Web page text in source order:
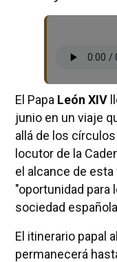
El Papa León XIV
junio en un viaje
allá de los
locutor de la
el alcance de
"oportunidad para
sociedad
El itinerario papal
permanecerá